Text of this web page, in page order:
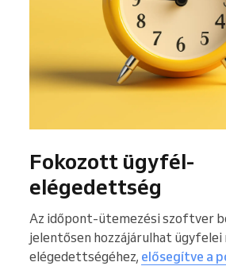
Fokozott ügyfél-
elégedettség
Az időpont-ütemezési szoftver
jelentősen hozzájárulhat ügyfelei
elégedettségéhez, elősegítve a